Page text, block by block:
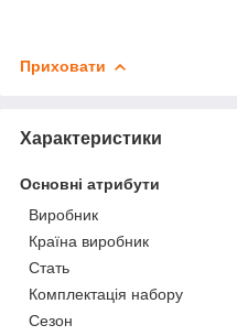
Приховати
Характеристики
Основні атрибути
Виробник
Країна виробник
Стать
Комплектація набору
Сезон